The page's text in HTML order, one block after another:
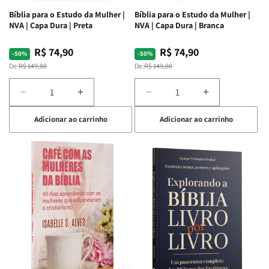
Bíblia para o Estudo da Mulher |
NVA | Capa Dura | Preta
-50%
Preço
normal
De:R$ 149,80
Preço
promocional
R$ 74,90
Diminuir
a
quantidade
de
Bíblia
para
Estudo
da
Mulher
NVA
Capa
Aumentar
a
quantidade
de
Bíblia
para
o
Estudo
da
Mulher
|
NVA
|
Capa
Adicionar ao carrinho
Bíblia para o Estudo da Mulher |
NVA | Capa Dura | Branca
-50%
Preço
normal
De:R$ 149,80
Preço
promocional
R$ 74,90
Diminuir
a
quantidade
de
Bíblia
o
Estudo
da
Mulher
NVA
Capa
Aumentar
a
quantidade
de
Bíblia
para
o
Estudo
Mulher
|
NVA
|
Capa
Adicionar ao carrinho